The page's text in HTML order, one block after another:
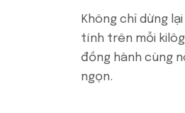
Không chỉ dừng
tính trên mỗi
đồng hành cùng
ngọn.